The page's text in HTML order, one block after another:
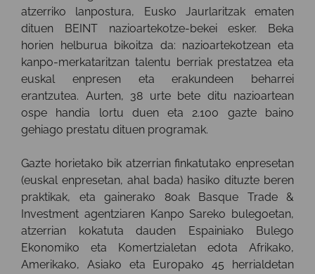
atzerriko lanpostura, Eusko Jaurlaritzak ematen
dituen BEINT nazioartekotze-bekei esker. Beka
horien helburua bikoitza da: nazioartekotzean eta
kanpo-merkataritzan talentu berriak prestatzea eta
euskal enpresen eta erakundeen beharrei
erantzutea. Aurten, 38 urte bete ditu nazioartean
ospe handia lortu duen eta 2.100 gazte baino
gehiago prestatu dituen programak.
Gazte horietako bik atzerrian finkatutako enpresetan
(euskal enpresetan, ahal bada) hasiko dituzte beren
praktikak, eta gainerako 80ak Basque Trade &
Investment agentziaren Kanpo Sareko bulegoetan,
atzerrian kokatuta dauden Espainiako Bulego
Ekonomiko eta Komertzialetan edota Afrikako,
Amerikako, Asiako eta Europako 45 herrialdetan